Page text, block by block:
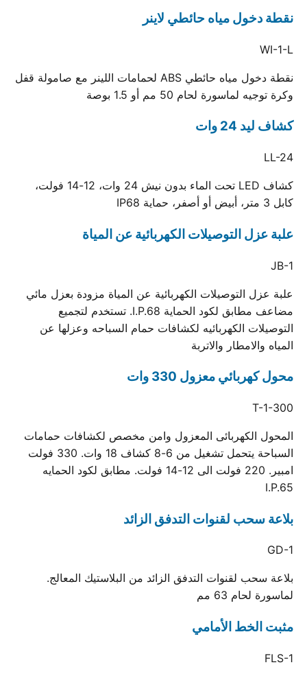
نقطة دخول مياه حائطي لاينر
WI-1-L
نقطة دخول مياه حائطي ABS لحمامات اللينر مع صامولة قفل
وكرة توجيه لماسورة لحام 50 مم أو 1.5 بوصة
كشاف ليد 24 وات
LL-24
كشاف LED تحت الماء بدون نيش 24 وات، 12-14 فولت،
كابل 3 متر، أبيض أو أصفر، حماية IP68
علبة عزل التوصيلات الكهربائية عن المياة
JB-1
علبة عزل التوصيلات الكهربائية عن المياة مزودة بعزل مائي
مضاعف مطابق لكود الحماية I.P.68. تستخدم لتجميع
التوصيلات الكهربائيه لكشافات حمام السباحه وعزلها عن
المياه والامطار والاتربة
محول كهربائي معزول 330 وات
T-1-300
المحول الكهربائى المعزول وامن مخصص لكشافات حمامات
السباحة يتحمل تشغيل من 6-8 كشاف 18 وات. 330 فولت
امبير. 220 فولت الى 12-14 فولت. مطابق لكود الحمايه
I.P.65
بلاعة سحب لقنوات التدفق الزائد
GD-1
بلاعة سحب لقنوات التدفق الزائد من البلاستيك المعالج.
لماسورة لحام 63 مم
مثبت الخط الأمامي
FLS-1